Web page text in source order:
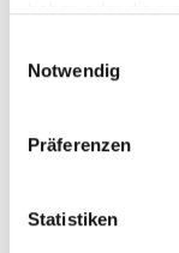
Cookies, wenn
Notwendig
Präferenzen
Statistiken